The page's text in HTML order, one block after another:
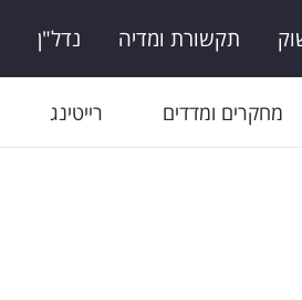
תקשורת ומדיה נדל"ן
מחקרים ומדדים רייטינג